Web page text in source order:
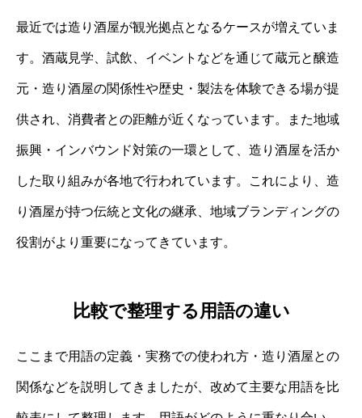
最近では造り酒屋が観光拠点となるケースが増えていま
す。酒蔵見学、試飲、イベントなどを通じて蔵元と醸造
元・造り酒屋の関係性や歴史・製法を体験できる場が提
供され、消費者との距離が近くなっています。また地域
振興・インバウンド対策の一環として、造り酒屋を活か
した取り組みが各地で行われています。これにより、造
り酒屋が持つ伝統と文化の継承、地域ブランディングの
役割がより重要になってきています。
比較で整理する用語の違い
ここまで用語の定義・実務での使われ方・造り酒屋との
関係などを説明してきましたが、改めて主要な用語を比